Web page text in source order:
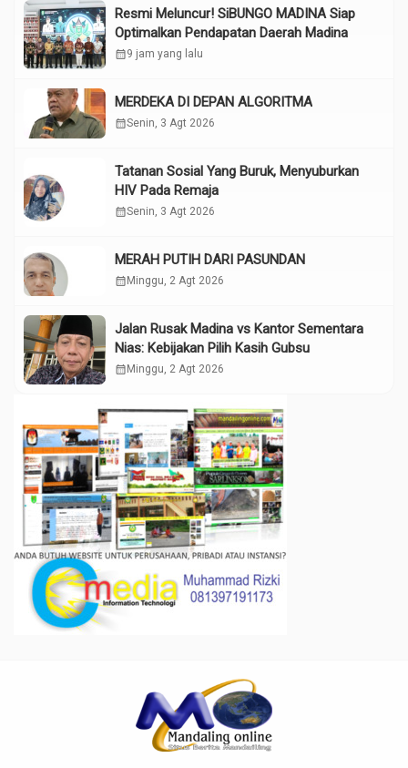
Resmi Meluncur! SiBUNGO MADINA Siap
Optimalkan Pendapatan Daerah Madina
calendar_month9 jam yang lalu
MERDEKA DI DEPAN ALGORITMA
calendar_monthSenin, 3 Agt 2026
Tatanan Sosial Yang Buruk, Menyuburkan
HIV Pada Remaja
calendar_monthSenin, 3 Agt 2026
MERAH PUTIH DARI PASUNDAN
calendar_month Minggu, 2 Agt 2026
Jalan Rusak Madina vs Kantor Sementara
Nias: Kebijakan Pilih Kasih Gubsu
calendar_month Minggu, 2 Agt 2026